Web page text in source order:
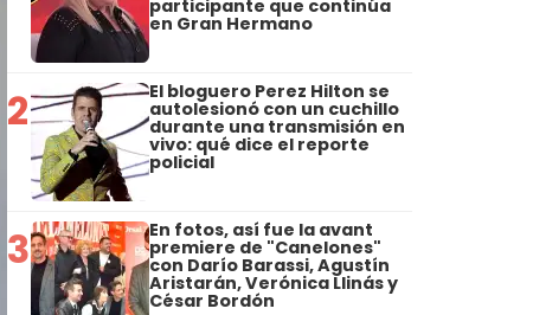
participante que continúa
en Gran Hermano
2 El bloguero Perez Hilton se
autolesionó con un cuchillo
durante una transmisión en
vivo: qué dice el reporte
policial
3 En fotos, así fue la avant
premiere de "Canelones"
con Darío Barassi, Agustín
Aristarán, Verónica Llinás y
César Bordón